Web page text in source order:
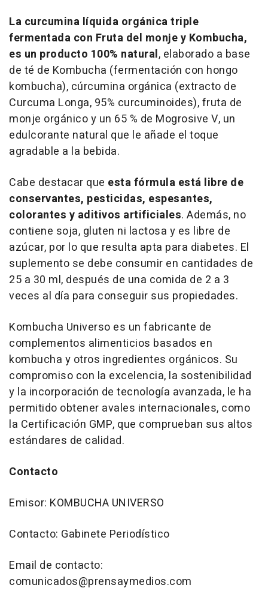
La curcumina líquida orgánica triple
fermentada con Fruta del monje y Kombucha,
es un producto 100% natural, elaborado a base
de té de Kombucha (fermentación con hongo
kombucha), cúrcumina orgánica (extracto de
Curcuma Longa, 95% curcuminoides), fruta de
monje orgánico y un 65 % de Mogrosive V, un
edulcorante natural que le añade el toque
agradable a la bebida.
Cabe destacar que esta fórmula está libre de
conservantes, pesticidas, espesantes,
colorantes y aditivos artificiales. Además, no
contiene soja, gluten ni lactosa y es libre de
azúcar, por lo que resulta apta para diabetes. El
suplemento se debe consumir en cantidades de
25 a 30 ml, después de una comida de 2 a 3
veces al día para conseguir sus propiedades.
Kombucha Universo es un fabricante de
complementos alimenticios basados en
kombucha y otros ingredientes orgánicos. Su
compromiso con la excelencia, la sostenibilidad
y la incorporación de tecnología avanzada, le ha
permitido obtener avales internacionales, como
la Certificación GMP, que comprueban sus altos
estándares de calidad.
Contacto
Emisor: KOMBUCHA UNIVERSO
Contacto: Gabinete Periodístico
Email de contacto:
comunicados@prensaymedios.com